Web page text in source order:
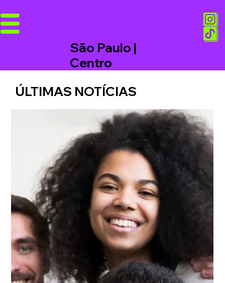
São Paulo |
Centro
ÚLTIMAS NOTÍCIAS